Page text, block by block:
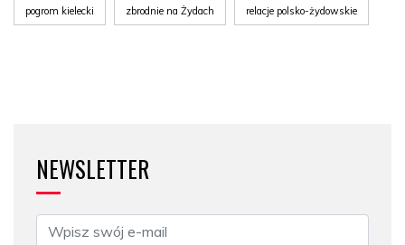
pogrom kielecki zbrodnie na Żydach relacje polsko-żydowskie
NEWSLETTER